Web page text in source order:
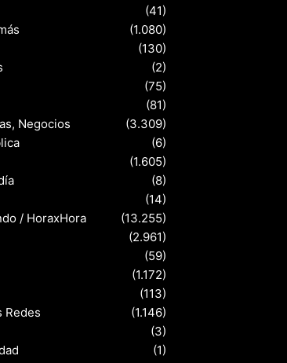
(41)
(1.080)
(130)
(2)
(75)
(81)
Negocios
(3.309)
(6)
(1.605)
(8)
(14)
/ HoraxHora
(13.255)
(2.961)
(59)
(1.172)
(113)
Redes
(1.146)
(3)
(1)